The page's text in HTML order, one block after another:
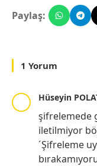
Paylaş:
1 Yorum
Hüseyin
şifrelemede
iletilmiyor
´Şifreleme